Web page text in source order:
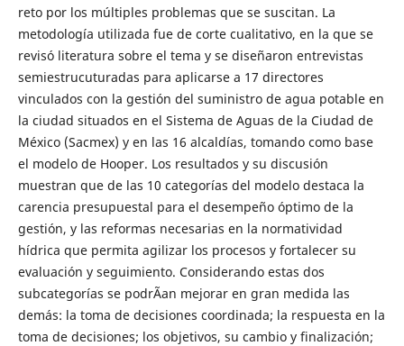
reto por los múltiples problemas que se suscitan. La
metodología utilizada fue de corte cualitativo, en la que se
revisó literatura sobre el tema y se diseñaron entrevistas
semiestrucuturadas para aplicarse a 17 directores
vinculados con la gestión del suministro de agua potable en
la ciudad situados en el Sistema de Aguas de la Ciudad de
México (Sacmex) y en las 16 alcaldías, tomando como base
el modelo de Hooper. Los resultados y su discusión
muestran que de las 10 categorías del modelo destaca la
carencia presupuestal para el desempeño óptimo de la
gestión, y las reformas necesarias en la normatividad
hídrica que permita agilizar los procesos y fortalecer su
evaluación y seguimiento. Considerando estas dos
subcategorías se podrÃ­an mejorar en gran medida las
demás: la toma de decisiones coordinada; la respuesta en la
toma de decisiones; los objetivos, su cambio y finalización;